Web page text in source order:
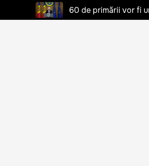
60 de primării vor fi